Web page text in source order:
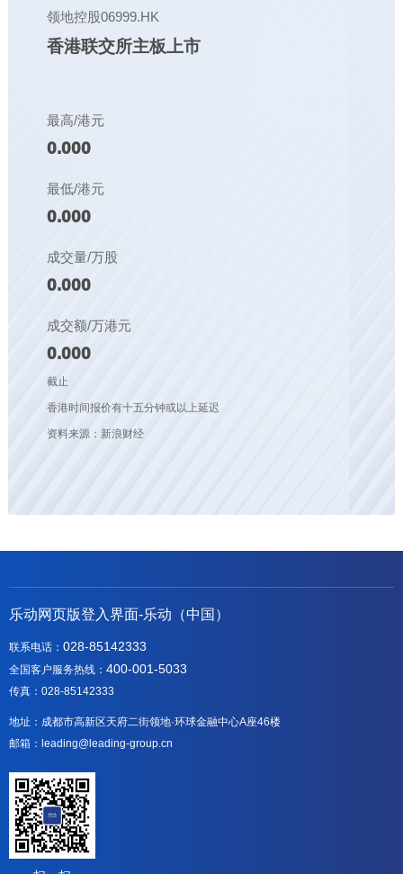
领地控股06999.HK
香港联交所主板上市
最高/港元
0.000
最低/港元
0.000
成交量/万股
0.000
成交额/万港元
0.000
截止
香港时间报价有十五分钟或以上延迟
资料来源：新浪财经
乐动网页版登入界面-乐动（中国）
联系电话： 028-85142333
全国客户服务热线： 400-001-5033
传真：028-85142333
地址：成都市高新区天府二街领地·环球金融中心A座46楼
邮箱：leading@leading-group.cn